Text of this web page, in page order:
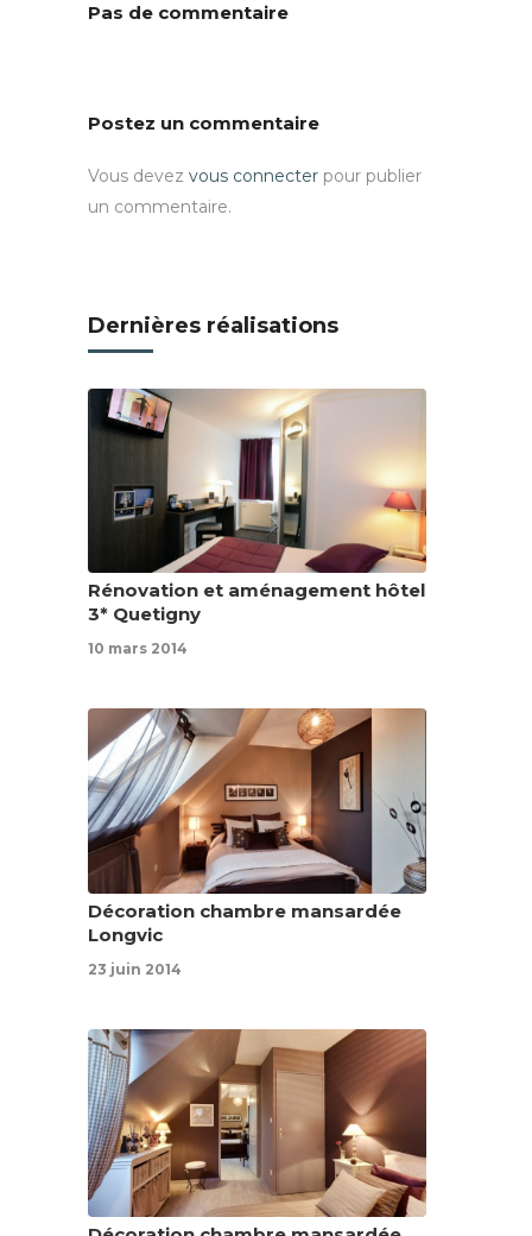
Pas de commentaire
Postez un commentaire
Vous devez vous connecter pour publier
un commentaire.
Dernières réalisations
Rénovation et aménagement hôtel
3* Quetigny
10 mars 2014
Décoration chambre mansardée
Longvic
23 juin 2014